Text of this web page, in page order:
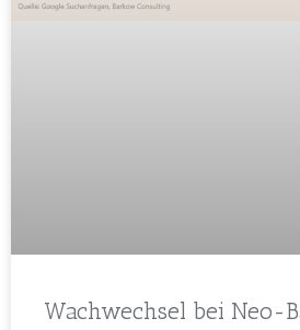
Wachwechsel bei Neo-